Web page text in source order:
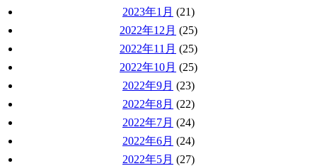
2023年1月 (21)
2022年12月 (25)
2022年11月 (25)
2022年10月 (25)
2022年9月 (23)
2022年8月 (22)
2022年7月 (24)
2022年6月 (24)
2022年5月 (27)